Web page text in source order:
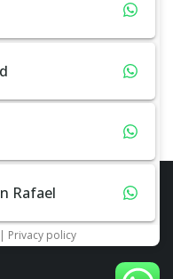
BISAGRA 180º VIDRIO – VIDRIO
SELECT OPTIONS
Rafael
Privacy policy